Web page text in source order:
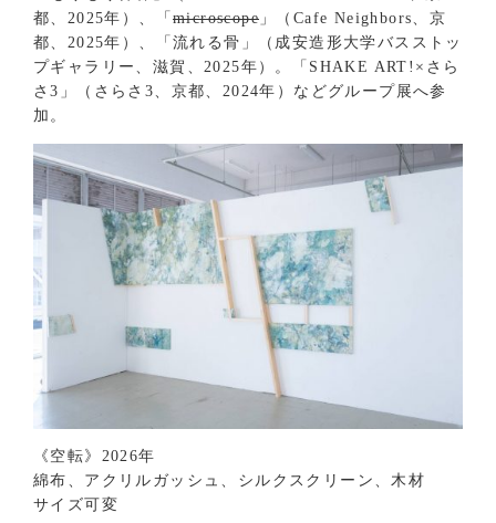
都、2025年）、「 microscope 」（Cafe Neighbors、京
都、2025年）、「流れる骨」（成安造形大学バスストッ
プギャラリー、滋賀、2025年）。「SHAKE ART!×さら
さ3」（さらさ3、京都、2024年）などグループ展へ参
加。
《空転》2026年
綿布、アクリルガッシュ、シルクスクリーン、木材
サイズ可変